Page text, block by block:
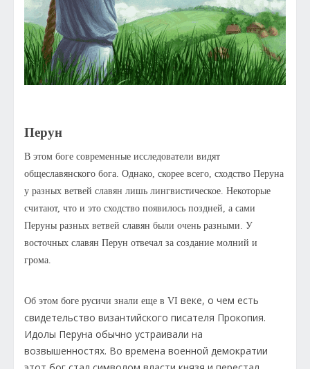
Перун
В этом боге современные исследователи видят
общеславянского бога. Однако, скорее всего, сходство Перуна
у разных ветвей славян лишь лингвистическое. Некоторые
считают, что и это сходство появилось поздней, а сами
Перуны разных ветвей славян были очень разными. У
восточных славян Перун отвечал за создание молний и
грома.
Об этом боге русичи знали еще в VI веке, о чем есть
свидетельство византийского писателя Прокопия.
Идолы Перуна обычно устраивали на
возвышенностях. Во времена военной демократии